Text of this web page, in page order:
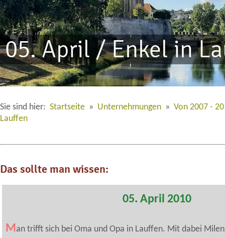
05. April / Enkel in
Sie sind hier: Startseite » Unternehmungen » Von 2007 -
Lauffen
Das sollte man wissen:
05. April 2010
Man trifft sich bei Oma und Opa in Lauffen. Mit dabei